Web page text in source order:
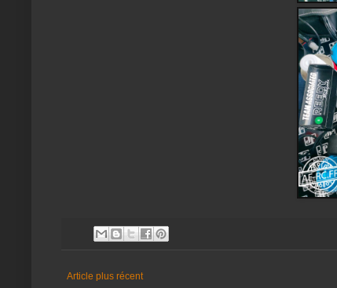
Article plus récent